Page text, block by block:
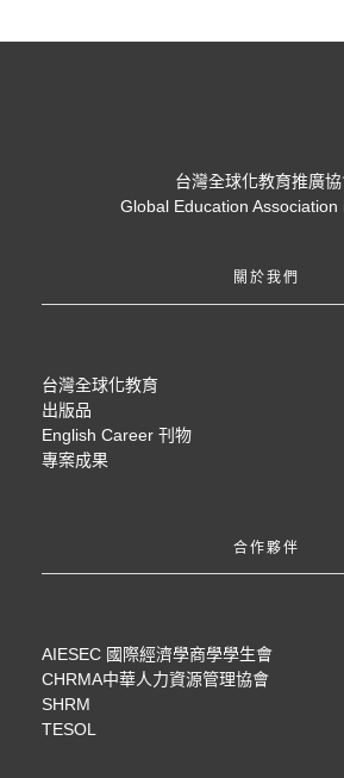
台灣全球化教育推廣
Global Education Association
關於我們
台灣全球化教育
出版品
English Career 刊物
專案成果
合作夥伴
AIESEC 國際經濟學商學學生會
CHRMA中華人力資源管理協會
SHRM
TESOL